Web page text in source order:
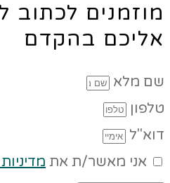
מוזמנים לכתוב
אליכם בהקדם
שם מלא
טלפון
דוא"ל
אני מאשר/ת את